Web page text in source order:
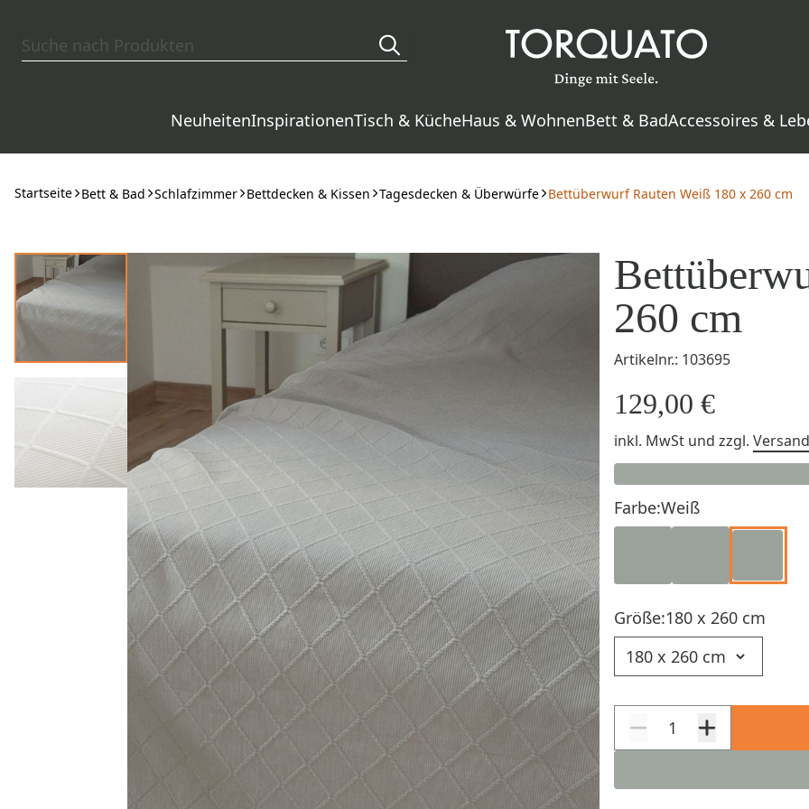
NeuheitenInspirationenTisch & KücheHaus & WohnenBett & BadAccessoires &
Startseite Bett & Bad Schlafzimmer Bettdecken & Kissen Tagesdecken & Überwürfe Bettüberwurf Rauten Weiß 180 x 260 cm
260 cm
Artikelnr.: 103695
129,00 €
inkl. MwSt und zzgl. Versand
Farbe:Weiß
Größe:180 x 260 cm